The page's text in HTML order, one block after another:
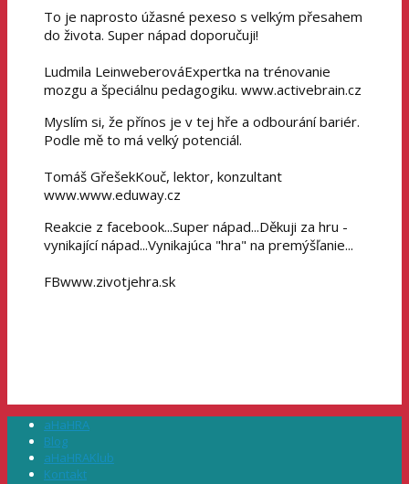
To je naprosto úžasné pexeso s velkým přesahem
do života. Super nápad doporučuji!
Ludmila LeinweberováExpertka na trénovanie
mozgu a špeciálnu pedagogiku. www.activebrain.cz
Myslím si, že přínos je v tej hře a odbourání bariér.
Podle mě to má velký potenciál.
Tomáš GřešekKouč, lektor, konzultant
www.www.eduway.cz
Reakcie z facebook...Super nápad...Děkuji za hru -
vynikající nápad...Vynikajúca "hra" na premýšľanie...
FBwww.zivotjehra.sk
aHaHRA
Blog
aHaHRAKlub
Kontakt